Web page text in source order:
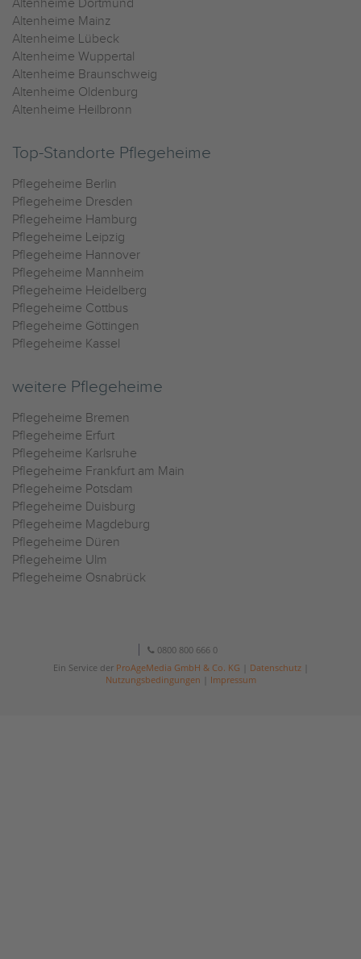
Altenheime Dortmund
Altenheime Mainz
Altenheime Lübeck
Altenheime Wuppertal
Altenheime Braunschweig
Altenheime Oldenburg
Altenheime Heilbronn
Top-Standorte Pflegeheime
Pflegeheime Berlin
Pflegeheime Dresden
Pflegeheime Hamburg
Pflegeheime Leipzig
Pflegeheime Hannover
Pflegeheime Mannheim
Pflegeheime Heidelberg
Pflegeheime Cottbus
Pflegeheime Göttingen
Pflegeheime Kassel
weitere Pflegeheime
Pflegeheime Bremen
Pflegeheime Erfurt
Pflegeheime Karlsruhe
Pflegeheime Frankfurt am Main
Pflegeheime Potsdam
Pflegeheime Duisburg
Pflegeheime Magdeburg
Pflegeheime Düren
Pflegeheime Ulm
Pflegeheime Osnabrück
0800 800 666 0
Ein Service der ProAgeMedia GmbH & Co. KG Datenschutz|
Nutzungsbedingungen
Impressum